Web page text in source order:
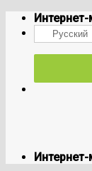
Skip
content
Русский